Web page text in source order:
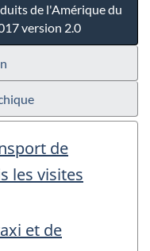
de l'Amérique du
version 2.0
de
les visites
et de